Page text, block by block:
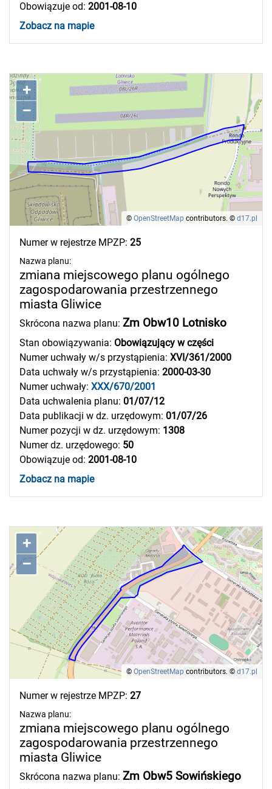
Obowiązuje od: 2001-08-10
Zobacz na mapie
+
–
© OpenStreetMap contributors. © d17.pl
Numer w rejestrze MPZP: 25
Nazwa planu:
zmiana miejscowego planu ogólnego
zagospodarowania przestrzennego
miasta Gliwice
Skrócona nazwa planu: Zm Obw10 Lotnisko
Stan obowiązywania: Obowiązujący w części
Numer uchwały w/s przystąpienia: XVI/361/2000
Data uchwały w/s przystąpienia: 2000-03-30
Numer uchwały: XXX/670/2001
Data uchwalenia planu: 01/07/12
Data publikacji w dz. urzędowym: 01/07/26
Numer pozycji w dz. urzędowym: 1308
Numer dz. urzędowego: 50
Obowiązuje od: 2001-08-10
Zobacz na mapie
+
–
© OpenStreetMap contributors. © d17.pl
Numer w rejestrze MPZP: 27
Nazwa planu:
zmiana miejscowego planu ogólnego
zagospodarowania przestrzennego
miasta Gliwice
Skrócona nazwa planu: Zm Obw5 Sowińskiego